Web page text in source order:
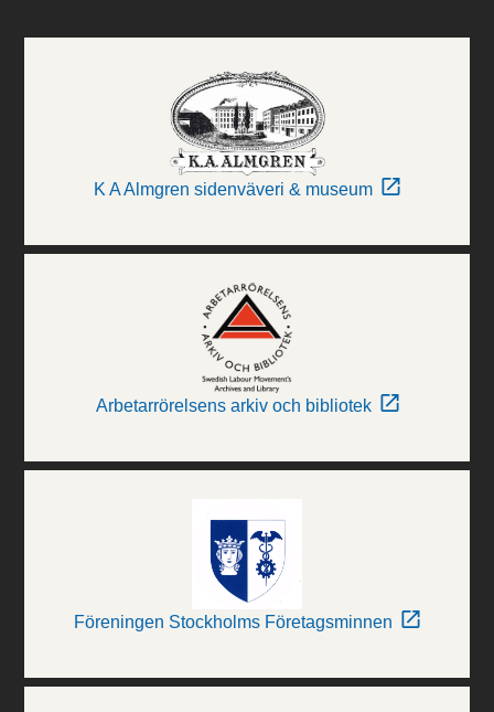
K A Almgren sidenväveri & museum
Arbetarrörelsens arkiv och bibliotek
Föreningen Stockholms Företagsminnen